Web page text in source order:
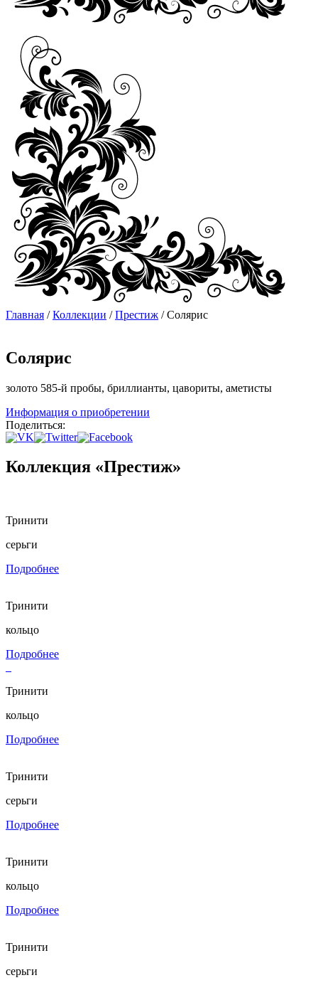
Главная /Коллекции /Престиж / Солярис
Солярис
золото 585-й пробы, бриллианты, цавориты, аметисты
Информация о приобретении
Поделиться:
Коллекция «Престиж»
Тринити
серьги
Подробнее
Тринити
кольцо
Подробнее
Тринити
кольцо
Подробнее
Тринити
серьги
Подробнее
Тринити
кольцо
Подробнее
Тринити
серьги